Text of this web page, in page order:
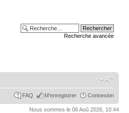
Recherche avancée
FAQ M’enregistrer Connexion
Nous sommes le 06 Aoû 2026, 10:44